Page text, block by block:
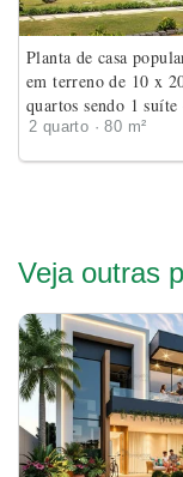
Planta de casa
em terreno de 10 x
quartos sendo 1 suíte
2 quarto · 80 m²
Veja outras